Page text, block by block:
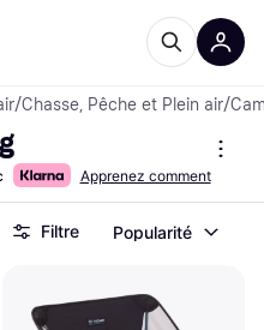
/Chasse, Pêche et Plein air/
Apprenez comment
Filtre Popularité